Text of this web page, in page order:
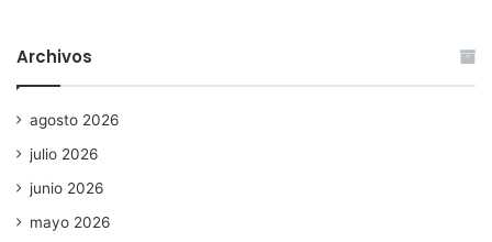
Archivos
agosto 2026
julio 2026
junio 2026
mayo 2026